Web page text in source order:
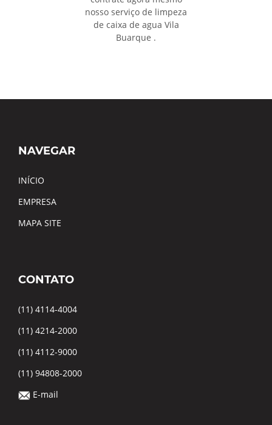
nosso serviço de limpeza
de caixa de agua Vila
Buarque .
NAVEGAR
INÍCIO
EMPRESA
MAPA SITE
CONTATO
(11) 4114-4004
(11) 4214-2000
(11) 4112-9000
(11) 94808-2000
E-mail